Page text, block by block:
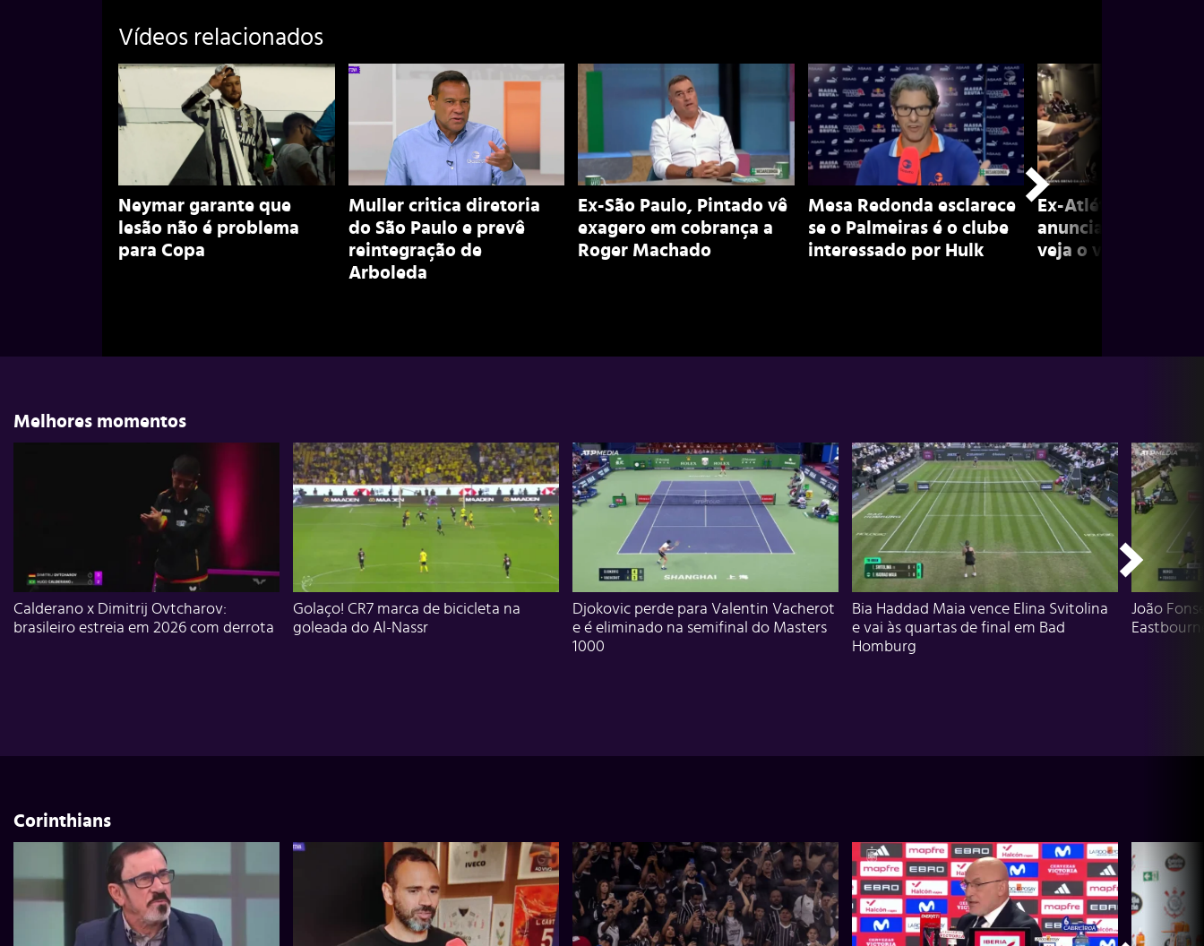
Vídeos relacionados
Neymar garante que
lesão não é problema
para Copa
Muller critica diretoria
do São Paulo e prevê
reintegração de
Arboleda
Ex-São Paulo, Pintado vê
exagero em cobrança a
Roger Machado
Mesa Redonda esclarece
se o Palmeiras é o clube
interessado por Hulk
Ex-Atlético,
anuncia
veja o vídeo
Melhores momentos
Calderano x Dimitrij Ovtcharov:
brasileiro estreia em 2026 com derrota
Golaço! CR7 marca de bicicleta na
goleada do Al-Nassr
Djokovic perde para Valentin Vacherot
e é eliminado na semifinal do Masters
1000
Bia Haddad Maia vence Elina Svitolina
e vai às quartas de final em Bad
Homburg
João
Corinthians